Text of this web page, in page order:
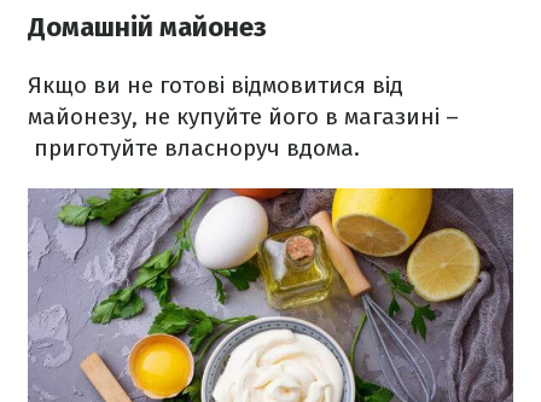
Домашній майонез
Якщо ви не готові відмовитися від
майонезу, не купуйте його в магазині –
приготуйте власноруч вдома.